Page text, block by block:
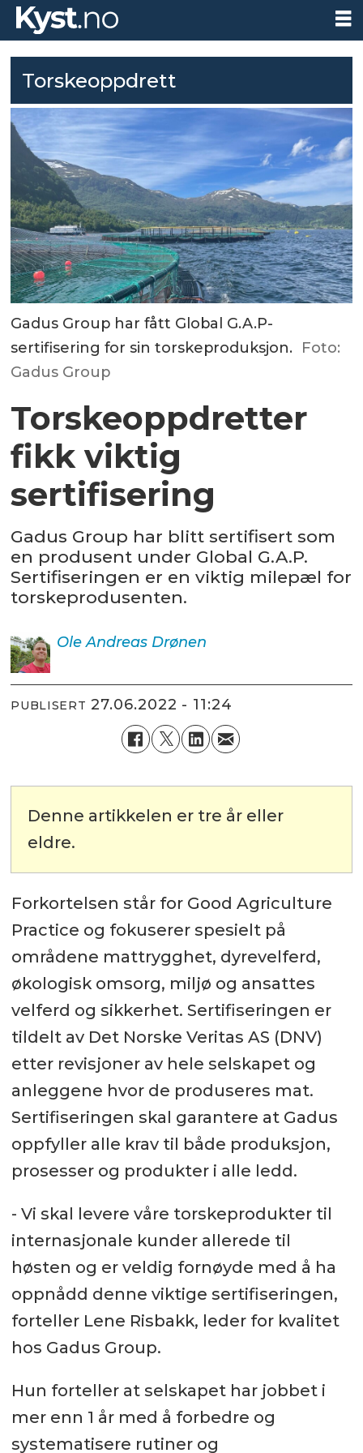
Torskeoppdrett
Gadus Group har fått Global G.A.P-
sertifisering for sin torskeproduksjon. Foto:
Gadus Group
Torskeoppdretter
fikk viktig
sertifisering
Gadus Group har blitt sertifisert som
en produsent under Global G.A.P.
Sertifiseringen er en viktig milepæl for
torskeprodusenten.
Ole Andreas Drønen
PUBLISERT 27.06.2022 - 11:24
Denne artikkelen er tre år eller
eldre.
Forkortelsen står for Good Agriculture
Practice og fokuserer spesielt på
områdene mattrygghet, dyrevelferd,
økologisk omsorg, miljø og ansattes
velferd og sikkerhet. Sertifiseringen er
tildelt av Det Norske Veritas AS (DNV)
etter revisjoner av hele selskapet og
anleggene hvor de produseres mat.
Sertifiseringen skal garantere at Gadus
oppfyller alle krav til både produksjon,
prosesser og produkter i alle ledd.
- Vi skal levere våre torskeprodukter til
internasjonale kunder allerede til
høsten og er veldig fornøyde med å ha
oppnådd denne viktige sertifiseringen,
forteller Lene Risbakk, leder for kvalitet
hos Gadus Group.
Hun forteller at selskapet har jobbet i
mer enn 1 år med å forbedre og
systematisere rutiner og